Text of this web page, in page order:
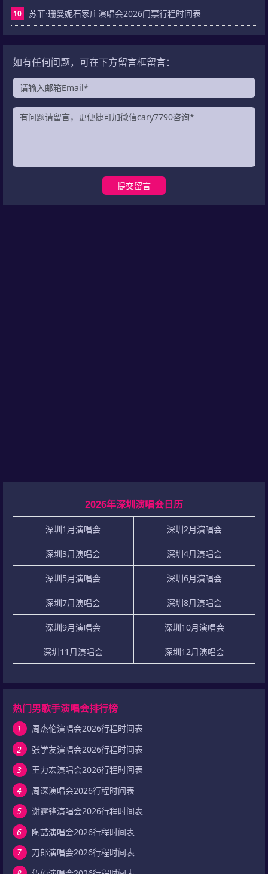
10 苏菲·珊曼妮石家庄演唱会2026门票行程时间表
如有任何问题，可在下方留言框留言：
提交留言
2026年深圳演唱会日历
深圳1月演唱会 深圳2月演唱会
深圳3月演唱会 深圳4月演唱会
深圳5月演唱会 深圳6月演唱会
深圳7月演唱会 深圳8月演唱会
深圳9月演唱会 深圳10月演唱会
深圳11月演唱会 深圳12月演唱会
热门男歌手演唱会排行榜
1
周杰伦演唱会2026行程时间表
2
张学友演唱会2026行程时间表
3
王力宏演唱会2026行程时间表
4
周深演唱会2026行程时间表
5
谢霆锋演唱会2026行程时间表
6
陶喆演唱会2026行程时间表
7
刀郎演唱会2026行程时间表